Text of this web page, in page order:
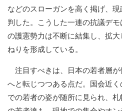
などのスローガンを高く掲げ、
判した。こうした一連の抗議デ
の護憲勢力は不断に結集し、拡
ねりを形成している。
注目すべきは、日本の若者層
へと転じつつある点だ。国会近
での若者の姿が随所に見られ、